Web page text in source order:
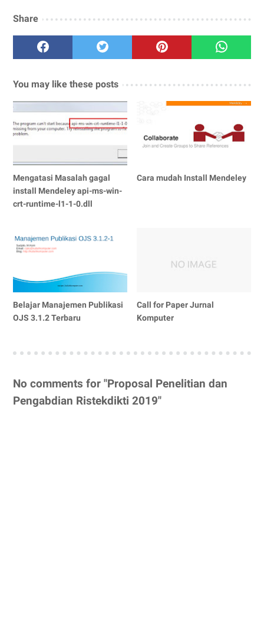
Share
You may like these posts
Mengatasi Masalah gagal
install Mendeley api-ms-win-
crt-runtime-l1-1-0.dll
Cara mudah Install Mendeley
Belajar Manajemen Publikasi
OJS 3.1.2 Terbaru
Call for Paper Jurnal
Komputer
No comments for "Proposal Penelitian dan
Pengabdian Ristekdikti 2019"